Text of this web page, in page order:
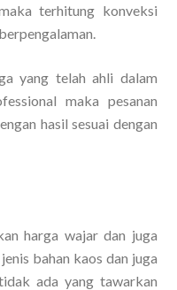
terhitung konveksi
yang telah ahli dalam
maka pesanan
hasil sesuai dengan
harga wajar dan juga
bahan kaos dan juga
ada yang tawarkan